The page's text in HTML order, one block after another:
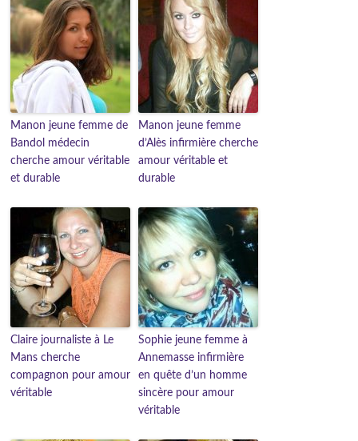
Manon jeune femme de
Bandol médecin
cherche amour véritable
et durable
Manon jeune femme
d’Alès infirmière cherche
amour véritable et
durable
Claire journaliste à Le
Mans cherche
compagnon pour amour
véritable
Sophie jeune femme à
Annemasse infirmière
en quête d’un homme
sincère pour amour
véritable